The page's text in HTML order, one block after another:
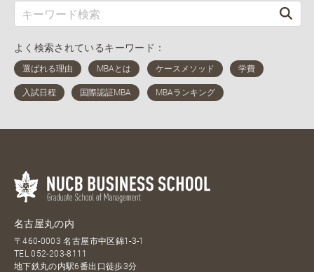
よく検索されているキーワード：
名古屋丸の内
〒460-0003 名古屋市中区錦1-3-1
TEL052-203-8111
地下鉄丸の内駅6番出口徒歩3分